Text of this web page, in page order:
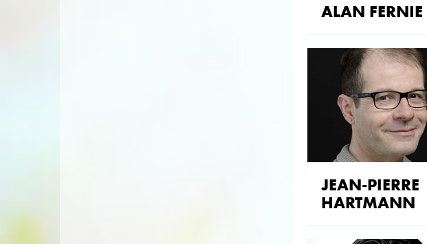
ALAN FERNIE
JEAN-PIERRE
HARTMANN